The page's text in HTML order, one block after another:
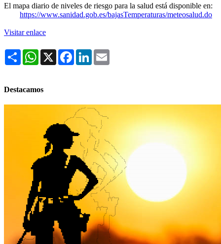
El mapa diario de niveles de riesgo para la salud está disponible en:
https://www.sanidad.gob.es/bajasTemperaturas/meteosalud.do
Visitar enlace
Share WhatsApp
X FacebookLinkedIn
Destacamos